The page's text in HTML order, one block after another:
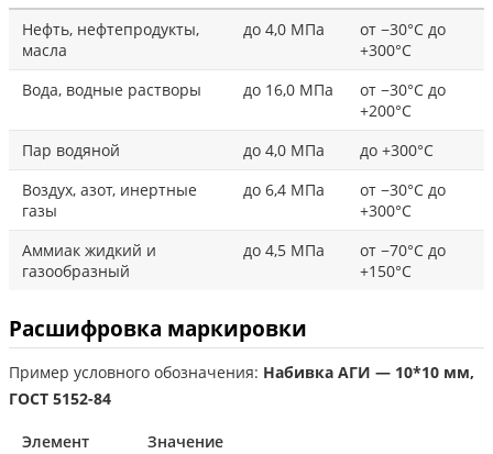
Нефть, нефтепродукты,
масла
до 4,0 МПа
от −30°С до
+300°С
Вода, водные растворы
до 16,0 МПа
от −30°С до
+200°С
Пар водяной
до 4,0 МПа
до +300°С
Воздух, азот, инертные
газы
до 6,4 МПа
от −30°С до
+300°С
Аммиак жидкий и
газообразный
до 4,5 МПа
от −70°С до
+150°С
Расшифровка маркировки
Пример условного обозначения: Набивка АГИ — 10*10 мм,
ГОСТ 5152-84
Элемент
Значение